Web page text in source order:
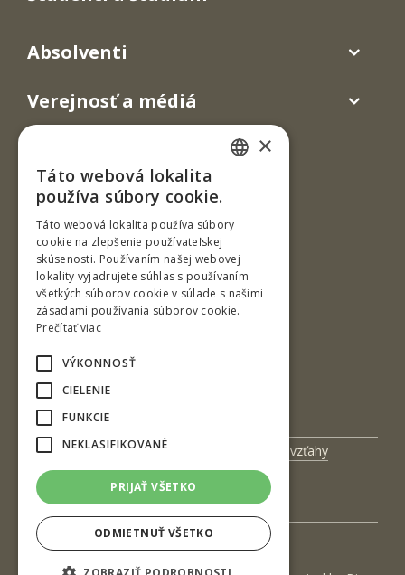
Ul. T. G. Masaryka 24
960 01 Zvolen
Absolventi
Verejnosť a médiá
Univerzitný magazín
Medzinárodné vzťahy
Veda a výskum
Zamestnanci
Kontakt
×
Táto webová lokalita
používa súbory cookie.
Táto webová lokalita používa súbory
cookie na zlepšenie používateľskej
skúsenosti. Používaním našej webovej
lokality vyjadrujete súhlas s používaním
všetkých súborov cookie v súlade s našimi
zásadami používania súborov cookie.
Prečítať viac
VÝKONNOSŤ
CIELENIE
FUNKCIE
NEKLASIFIKOVANÉ
PRIJAŤ VŠETKO
ODMIETNUŤ VŠETKO